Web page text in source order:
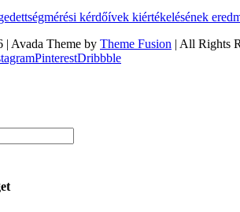
kérdőívek kiértékelésének
| Avada Theme by Theme Fusion | All Rights
PinterestDribbble